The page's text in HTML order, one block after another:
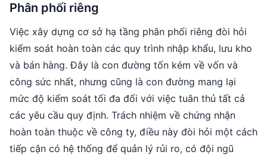
Phân phối riêng
Việc xây dựng cơ sở hạ tầng phân phối riêng đòi hỏi
kiểm soát hoàn toàn các quy trình nhập khẩu, lưu kho
và bán hàng. Đây là con đường tốn kém về vốn và
công sức nhất, nhưng cũng là con đường mang lại
mức độ kiểm soát tối đa đối với việc tuân thủ tất cả
các yêu cầu quy định. Trách nhiệm về chứng nhận
hoàn toàn thuộc về công ty, điều này đòi hỏi một cách
tiếp cận có hệ thống để quản lý rủi ro, có đội ngũ